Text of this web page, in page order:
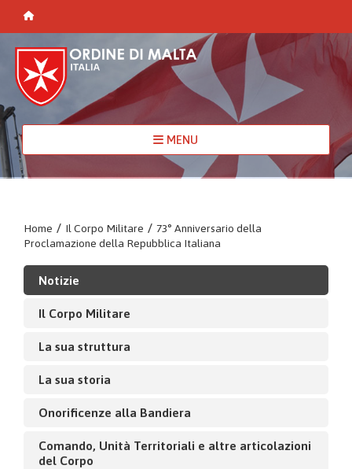
MENU
Home / Il Corpo Militare / 73° Anniversario della
Proclamazione della Repubblica Italiana
Notizie
Il Corpo Militare
La sua struttura
La sua storia
Onorificenze alla Bandiera
Comando, Unità Territoriali e altre articolazioni
del Corpo